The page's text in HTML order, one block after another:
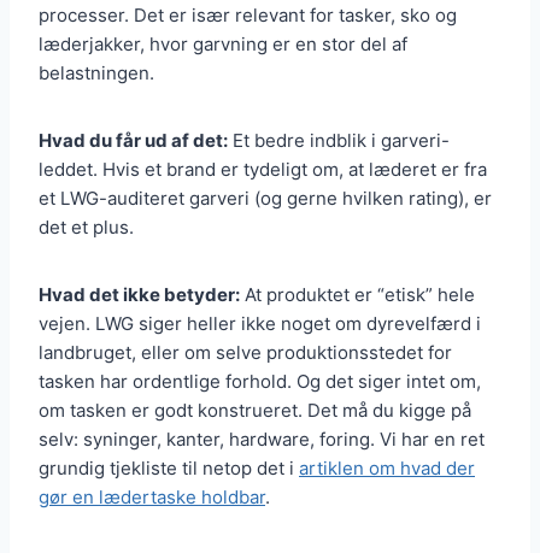
processer. Det er især relevant for tasker, sko og
læderjakker, hvor garvning er en stor del af
belastningen.
Hvad du får ud af det: Et bedre indblik i garveri-
leddet. Hvis et brand er tydeligt om, at læderet er fra
et LWG-auditeret garveri (og gerne hvilken rating), er
det et plus.
Hvad det ikke betyder: At produktet er “etisk” hele
vejen. LWG siger heller ikke noget om dyrevelfærd i
landbruget, eller om selve produktionsstedet for
tasken har ordentlige forhold. Og det siger intet om,
om tasken er godt konstrueret. Det må du kigge på
selv: syninger, kanter, hardware, foring. Vi har en ret
grundig tjekliste til netop det i artiklen om hvad der
gør en lædertaske holdbar.